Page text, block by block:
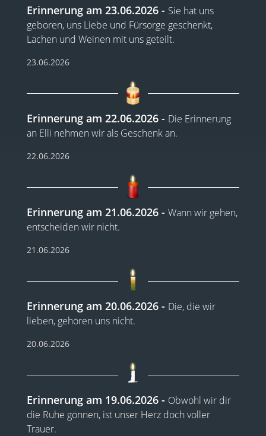
Erinnerung am 23.06.2026
Sie hat uns
geboren, uns Liebe und Fürsorge geschenkt,
Lachen und Weinen mit uns geteilt.
23.06.2026
Erinnerung am 22.06.2026
Die Erinnerung
an Elli nehmen wir als Geschenk an.
22.06.2026
Erinnerung am 21.06.2026
Wann wir gehen,
entscheiden wir nicht.
21.06.2026
Erinnerung am 20.06.2026
Die, die wir
lieben, gehören uns nicht.
20.06.2026
Erinnerung am 19.06.2026
Obwohl wir dir
die Ruhe gönnen, ist unser Herz doch voller
Trauer.